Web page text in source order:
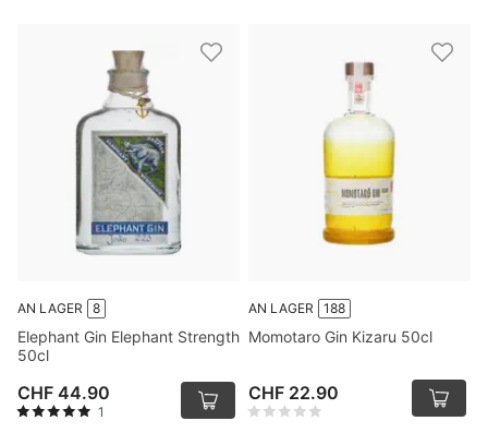
AN LAGER 8
Elephant Gin Elephant Strength
50cl
CHF 44.90
1
AN LAGER 188
Momotaro Gin Kizaru 50cl
CHF 22.90